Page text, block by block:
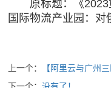
原标题：《
国际物流产业园：对
上一个：
【阿里云与广州三区达